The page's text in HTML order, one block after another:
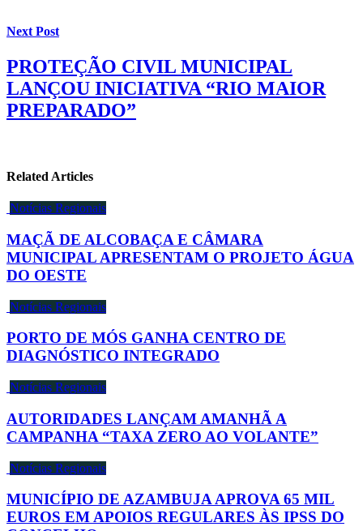
Next Post
PROTEÇÃO CIVIL MUNICIPAL
LANÇOU INICIATIVA “RIO MAIOR
PREPARADO”
Related Articles
Notícias Regionais
MAÇÃ DE ALCOBAÇA E CÂMARA
MUNICIPAL APRESENTAM O PROJETO ÁGUA
DO OESTE
Notícias Regionais
PORTO DE MÓS GANHA CENTRO DE
DIAGNÓSTICO INTEGRADO
Notícias Regionais
AUTORIDADES LANÇAM AMANHÃ A
CAMPANHA “TAXA ZERO AO VOLANTE”
Notícias Regionais
MUNICÍPIO DE AZAMBUJA APROVA 65 MIL
EUROS EM APOIOS REGULARES ÀS IPSS DO